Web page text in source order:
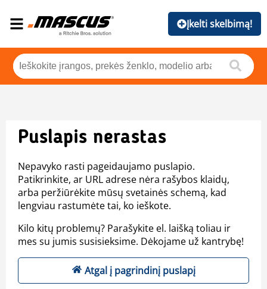
Įkelti skelbimą!
Puslapis nerastas
Nepavyko rasti pageidaujamo puslapio.
Patikrinkite, ar URL adrese nėra rašybos klaidų,
arba peržiūrėkite mūsų svetainės schemą, kad
lengviau rastumėte tai, ko ieškote.
Kilo kitų problemų? Parašykite el. laišką toliau ir
mes su jumis susisieksime. Dėkojame už kantrybę!
Atgal į pagrindinį puslapį